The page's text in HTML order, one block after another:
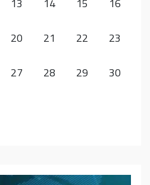
13 14 15 16
20 21 22 23
27 28 29 30